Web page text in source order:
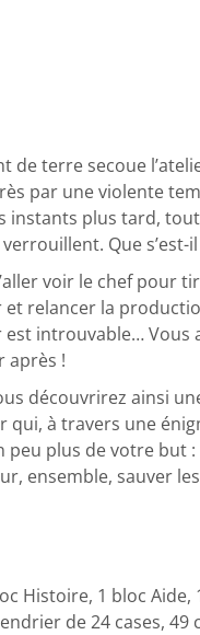
de terre secoue
par une violente
instants plus tard,
Que s’est-il
voir le chef pour
et relancer la
est introuvable… Vous
après !
découvrirez ainsi
qui, à travers une
peu plus de votre but
ensemble, sauver
Histoire, 1 bloc Aide,
de 24 cases, 49